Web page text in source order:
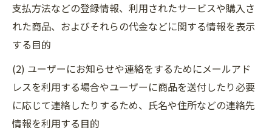
支払方法などの登録情報、利用されたサービスや購入さ
れた商品、およびそれらの代金などに関する情報を表示
する目的
(2) ユーザーにお知らせや連絡をするためにメールアド
レスを利用する場合やユーザーに商品を送付したり必要
に応じて連絡したりするため、氏名や住所などの連絡先
情報を利用する目的